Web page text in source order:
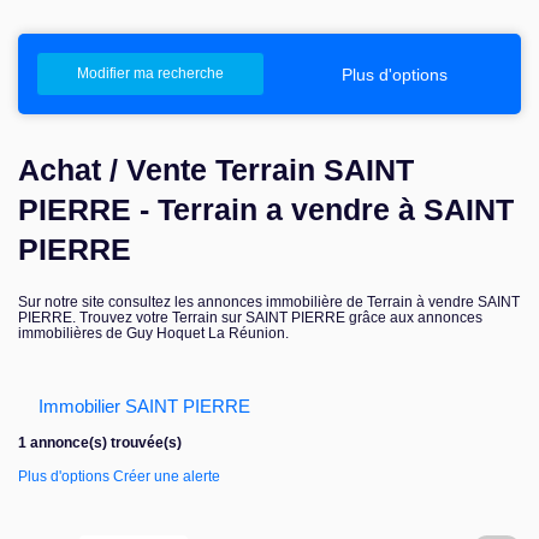
Vendre
Faire gérer
Nos agences
Nous contacter
Modifier ma recherche Plus d'options
Achat / Vente Terrain SAINT
PIERRE - Terrain a vendre à SAINT
PIERRE
Sur notre site consultez les annonces immobilière de Terrain à vendre SAINT
PIERRE. Trouvez votre Terrain sur SAINT PIERRE grâce aux annonces
immobilières de Guy Hoquet La Réunion.
Immobilier SAINT PIERRE
1 annonce(s) trouvée(s)
Plus d'options Créer une alerte